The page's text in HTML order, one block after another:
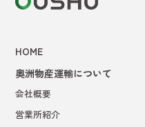
HOME
奥洲物産運輸について
会社概要
営業所紹介